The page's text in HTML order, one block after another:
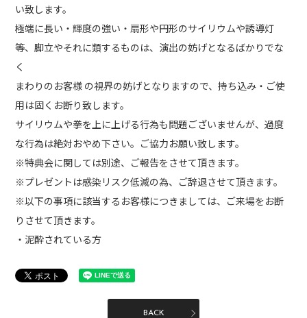
い致します。
極端に長い・輝度の強い・扇形や円形のサイリウムや誘導灯
等、脚立やそれに類するものは、演出の妨げとなるばかりでな
く
まわりのお客様 の視界の妨げとなりますので、持ち込み・ご使
用は固くお断り致します。
サイリウムや拳を上に上げる行為も問題ございませんが、過度
な行為は絶対おやめ下さい。ご協力お願い致します。
※特典会に関しては別途、ご報告をさせて頂きます。
※プレゼントは感染リスク低減の為、ご辞退させて頂きます。
※以下の事項に該当するお客様につきましては、ご来場をお断
りさせて頂きます。
・泥酔されている方
BACK